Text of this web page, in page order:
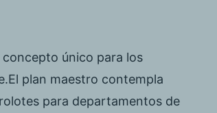
único para los
plan maestro contempla
para departamentos de